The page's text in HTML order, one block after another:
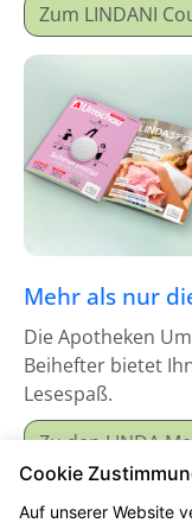
Zum LINDANI
Mehr als nur
Die Apotheken
Beihefter bietet
Lesespaß.
Zu den LINDA
Cookie
Auf unserer Website